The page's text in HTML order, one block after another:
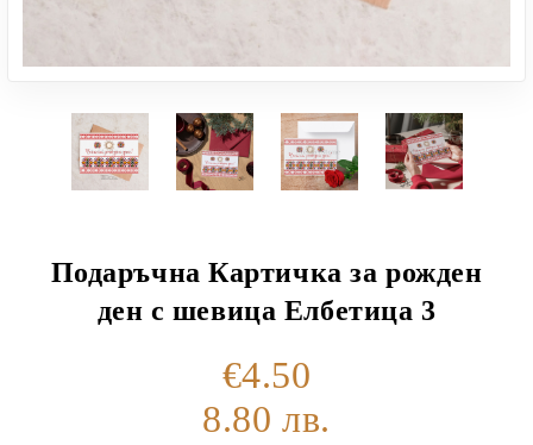
Подаръчна Картичка за рожден
ден с шевица Елбетица 3
€4.50
8.80 лв.